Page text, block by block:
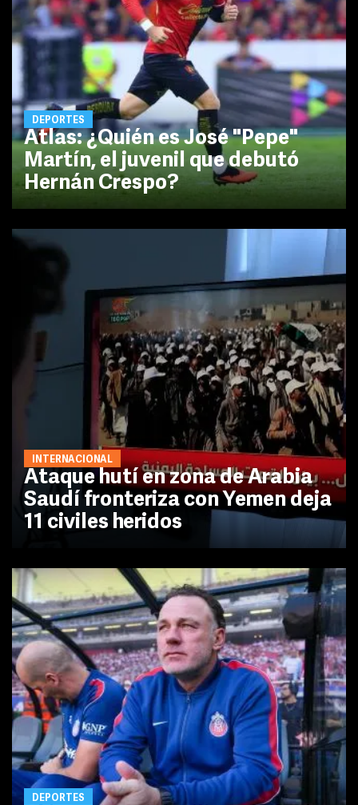
DEPORTES
Atlas: ¿Quién es José "Pepe"
Martín, el juvenil que debutó
Hernán Crespo?
INTERNACIONAL
Ataque hutí en zona de Arabia
Saudí fronteriza con Yemen deja
11 civiles heridos
DEPORTES